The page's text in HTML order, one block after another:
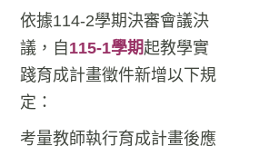
依據114-2學期決審會議決
議，自 115-1學期起教學實
踐育成計畫徵件新增以下規
定：
考量教師執行育成計畫後應